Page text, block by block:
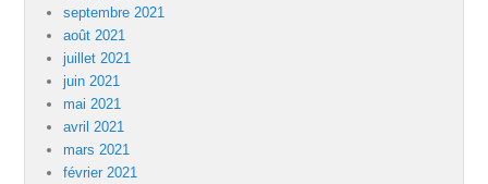
septembre 2021
août 2021
juillet 2021
juin 2021
mai 2021
avril 2021
mars 2021
février 2021